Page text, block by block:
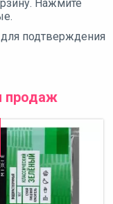
Нажмите
подтверждения
продаж